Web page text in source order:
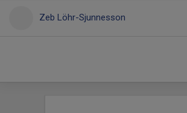
Zeb Löhr-Sjunnesson